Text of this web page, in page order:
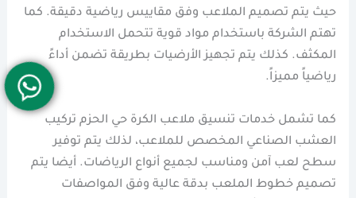
حيث يتم تصميم الملاعب وفق مقاييس رياضية دقيقة. كما
تهتم الشركة باستخدام مواد قوية تتحمل الاستخدام
المكثف. كذلك يتم تجهيز الأرضيات بطريقة تضمن أداءً
رياضياً مميزاً.
كما تشمل خدمات تنسيق ملاعب الكرة حي الحزم تركيب
العشب الصناعي المخصص للملاعب، لذلك يتم توفير
سطح لعب آمن ومناسب لجميع أنواع الرياضات. أيضا يتم
تصميم خطوط الملعب بدقة عالية وفق المواصفات